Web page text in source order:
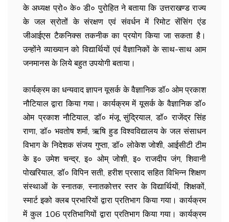
के अध्यक्ष प्रो० के० डी० पुरोहित ने बताया कि उत्तराखण्ड राज्य
के जल स्रोतों के संरक्षण एवं संवर्धन में रिमोट सेंसिंग एंड
जीआईएस टैकनिक्स तकनीक का प्रयोग किया जा सकता है।
उन्होंने व्याख्यान को विद्यार्थियों एवं वैज्ञानिकों के साथ-साथ आम
जनमानस के लिये बहुत उपयोगी बताया।
कार्यक्रम का धन्यवाद ज्ञापन यूसर्क के वैज्ञानिक डॉ० ओम प्रकाश
नौटियाल द्वारा किया गया। कार्यक्रम में यूसर्क के वैज्ञानिक डॉ०
ओम प्रकाश नौटियाल, डॉ० मंजू सुंद्रियाल, डॉ० राजेंद्र सिंह
राणा, डॉ० भवतोष शर्मा, ऋषि हुड विश्वविद्यालय के जल संसाधन
विभाग के निदेशक संजय गुप्ता, डॉ० लोकेश जोशी, आईसीटी टीम
के इ० उमेश चन्द्र, इ० ओम् जोशी, इ० राजदीप जंग, शिवानी
पोखरियाल, डॉ० विपिन सती, हरीश प्रसाद सहित विभिन्न शिक्षण
संस्थाओं के स्नातक, स्नातकोत्तर स्तर के विद्यार्थियों, शिक्षकों,
स्मार्ट इको क्लब प्रभारियों द्वारा प्रतिभाग किया गया। कार्यक्रम
में कुल 106 प्रतिभागियों द्वारा प्रतिभाग किया गया। कार्यक्रम